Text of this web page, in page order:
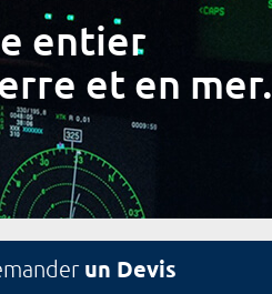
entier
et en mer.
un Devis